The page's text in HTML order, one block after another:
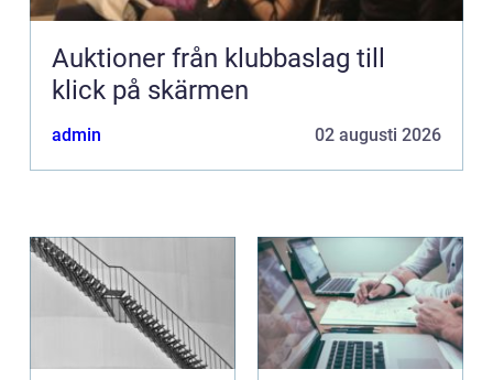
Auktioner från klubbaslag till
klick på skärmen
admin 02 augusti 2026